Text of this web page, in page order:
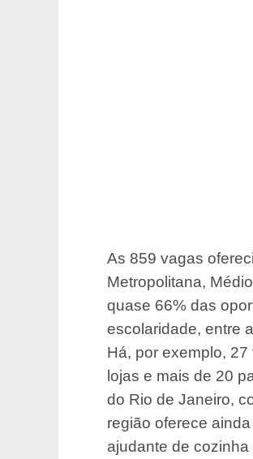
As 859 vagas
Metropolitana,
quase 66% das
escolaridade, entre
Há, por exemplo,
lojas e mais de 20
do Rio de Janeiro,
região oferece
ajudante de